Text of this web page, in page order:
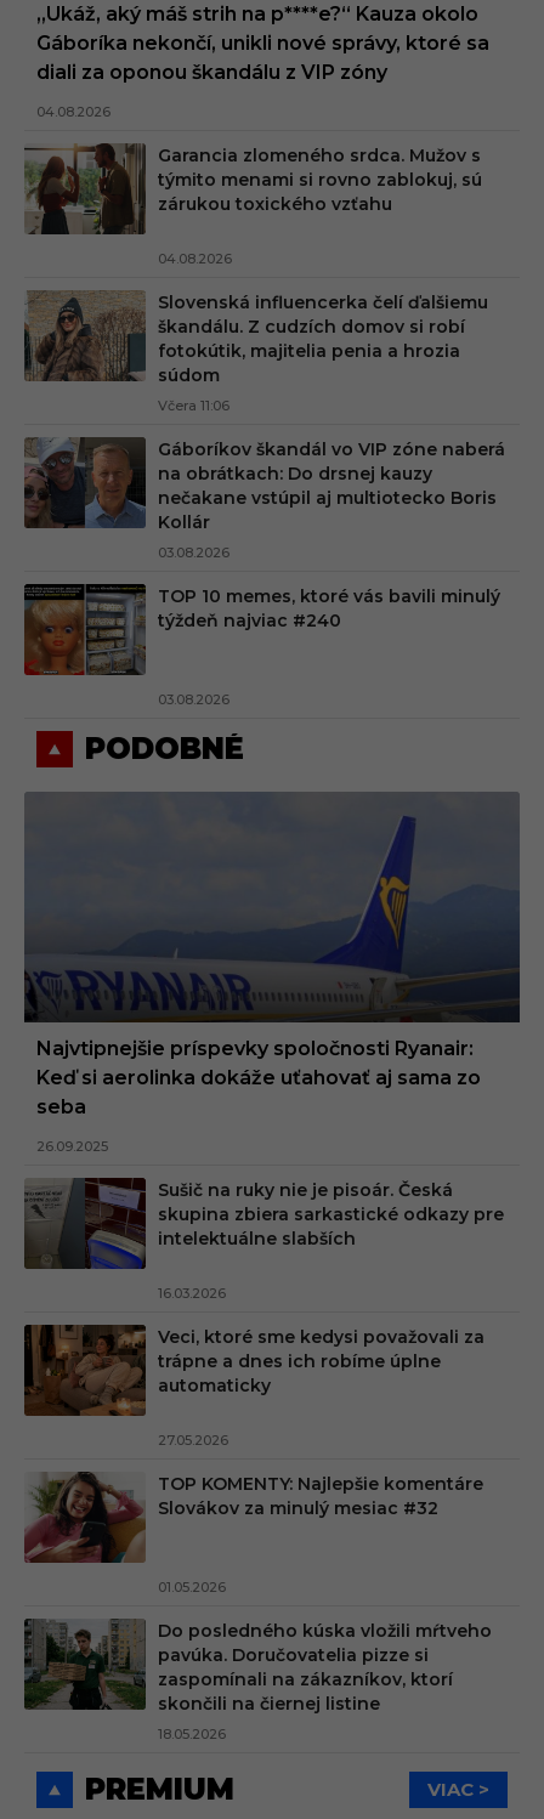
„Ukáž, aký máš strih na p****e?“ Kauza okolo
Gáboríka nekončí, unikli nové správy, ktoré sa
diali za oponou škandálu z VIP zóny
04.08.2026
Garancia zlomeného srdca. Mužov s
týmito menami si rovno zablokuj, sú
zárukou toxického vzťahu
04.08.2026
Slovenská influencerka čelí ďalšiemu
škandálu. Z cudzích domov si robí
fotokútik, majitelia penia a hrozia
súdom
Včera 11:06
Gáboríkov škandál vo VIP zóne naberá
na obrátkach: Do drsnej kauzy
nečakane vstúpil aj multiotecko Boris
Kollár
03.08.2026
TOP 10 memes, ktoré vás bavili minulý
týždeň najviac #240
03.08.2026
PODOBNÉ
Najvtipnejšie príspevky spoločnosti Ryanair:
Keď si aerolinka dokáže uťahovať aj sama zo
seba
26.09.2025
Sušič na ruky nie je pisoár. Česká
skupina zbiera sarkastické odkazy pre
intelektuálne slabších
16.03.2026
Veci, ktoré sme kedysi považovali za
trápne a dnes ich robíme úplne
automaticky
27.05.2026
TOP KOMENTY: Najlepšie komentáre
Slovákov za minulý mesiac #32
01.05.2026
Do posledného kúska vložili mŕtveho
pavúka. Doručovatelia pizze si
zaspomínali na zákazníkov, ktorí
skončili na čiernej listine
18.05.2026
PREMIUM VIAC >